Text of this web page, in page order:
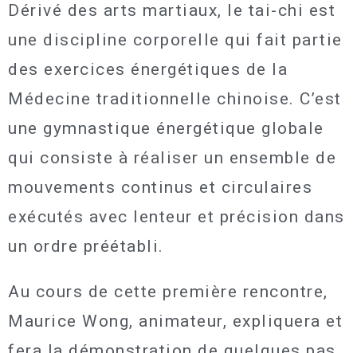
Dérivé des arts martiaux, le tai-chi est
une discipline corporelle qui fait partie
des exercices énergétiques de la
Médecine traditionnelle chinoise. C’est
une gymnastique énergétique globale
qui consiste à réaliser un ensemble de
mouvements continus et circulaires
exécutés avec lenteur et précision dans
un ordre préétabli.
Au cours de cette première rencontre,
Maurice Wong, animateur, expliquera et